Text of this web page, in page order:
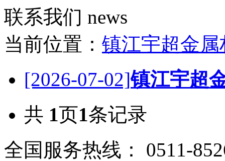
联系我们 news
当前位置： 镇江宇超金
[2026-07-02]镇江宇超
共 1页1条记录
全国服务热线： 0511-